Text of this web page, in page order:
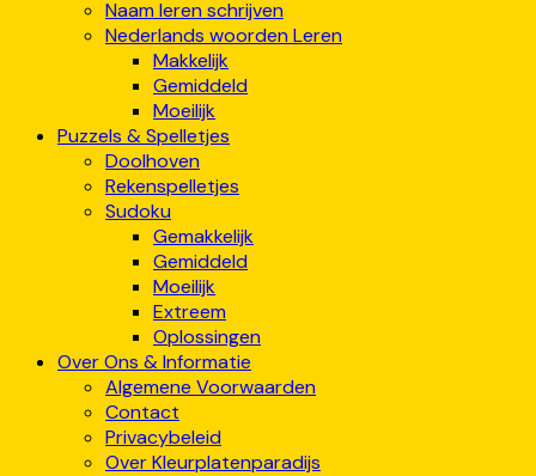
Naam leren schrijven
Nederlands woorden Leren
Makkelijk
Gemiddeld
Moeilijk
Puzzels & Spelletjes
Doolhoven
Rekenspelletjes
Sudoku
Gemakkelijk
Gemiddeld
Moeilijk
Extreem
Oplossingen
Over Ons & Informatie
Algemene Voorwaarden
Contact
Privacybeleid
Over Kleurplatenparadijs